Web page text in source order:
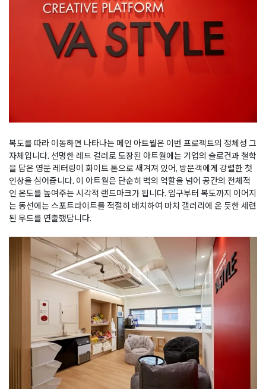
복도를 따라 이동하면 나타나는 메인 아트월은 이번 프로젝트의 정체성 그
자체입니다. 선명한 레드 컬러로 도장된 아트월에는 기업의 슬로건과 철학
을 담은 영문 레터링이 화이트 톤으로 새겨져 있어, 방문객에게 강렬한 첫
인상을 심어줍니다. 이 아트월은 단순히 벽의 역할을 넘어 공간의 전체적
인 온도를 높여주는 시각적 랜드마크가 됩니다. 입구부터 복도까지 이어지
는 동선에는 스포트라이트를 적절히 배치하여 마치 갤러리에 온 듯한 세련
된 무드를 연출했답니다.